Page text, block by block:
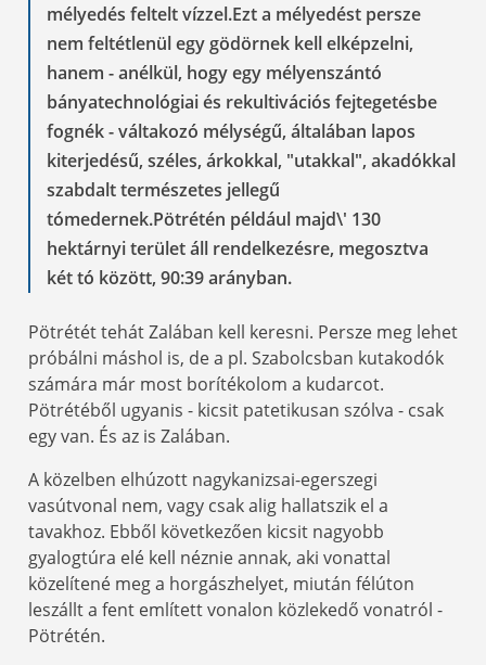
mélyedés feltelt vízzel.Ezt a mélyedést persze
nem feltétlenül egy gödörnek kell elképzelni,
hanem - anélkül, hogy egy mélyenszántó
bányatechnológiai és rekultivációs fejtegetésbe
fognék - váltakozó mélységű, általában lapos
kiterjedésű, széles, árkokkal, "utakkal", akadókkal
szabdalt természetes jellegű
tómedernek.Pötrétén például majd\' 130
hektárnyi terület áll rendelkezésre, megosztva
két tó között, 90:39 arányban.
Pötrétét tehát Zalában kell keresni. Persze meg lehet
próbálni máshol is, de a pl. Szabolcsban kutakodók
számára már most borítékolom a kudarcot.
Pötrétéből ugyanis - kicsit patetikusan szólva - csak
egy van. És az is Zalában.
A közelben elhúzott nagykanizsai-egerszegi
vasútvonal nem, vagy csak alig hallatszik el a
tavakhoz. Ebből következően kicsit nagyobb
gyalogtúra elé kell néznie annak, aki vonattal
közelítené meg a horgászhelyet, miután félúton
leszállt a fent említett vonalon közlekedő vonatról -
Pötrétén.